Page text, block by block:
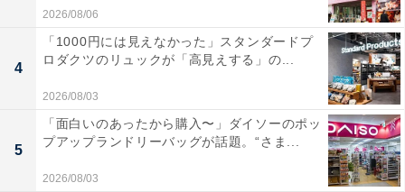
い場合もありますよね。
そんなとき「どんで行きましょう」とかませば、聞こえ
よく打ち合わせを飛ばすことができて便利。打ち合わせ
以外にも使いやすいので「おまえどんだけどんすんだ
よ」と言われるまで、どんどんどんしていきましょう！
2026/08/06
4
「1000円には見えなかった」スタンダードプ
ロダクツのリュックが「高見えする」の...
2026/08/03
5
「面白いのあったから購入〜」ダイソーのポッ
プアップランドリーバッグが話題。“さま...
2026/08/03